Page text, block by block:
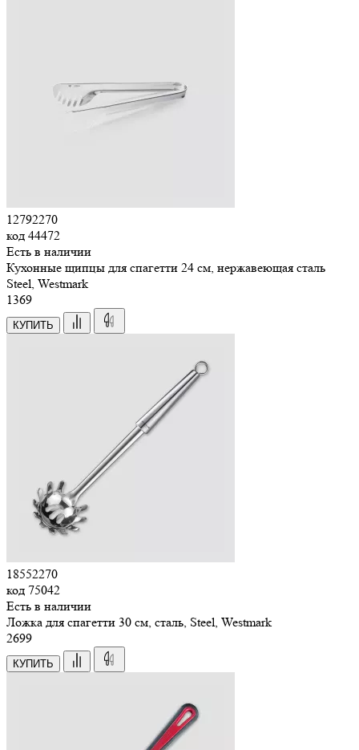
12792270
код 44472
Есть в наличии
Кухонные щипцы для спагетти 24 см, нержавеющая сталь
Steel, Westmark
1 369
КУПИТЬ
18552270
код 75042
Есть в наличии
Ложка для спагетти 30 см, сталь, Steel, Westmark
2699
КУПИТЬ